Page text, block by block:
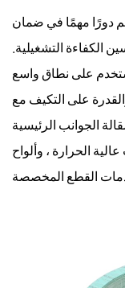
دورًا مهمًا في ضمان
الكفاءة التشغيلية.
على نطاق واسع
على التكيف مع
الجوانب الرئيسية
الحرارة ، وألواح